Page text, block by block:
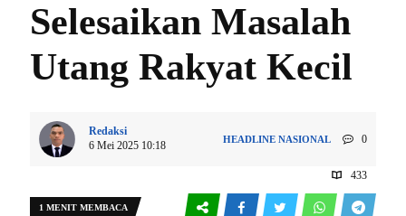
Selesaikan Masalah
Utang Rakyat Kecil
Redaksi
6 Mei 2025 10:18
HEADLINE NASIONAL 0
433
1 MENIT MEMBACA